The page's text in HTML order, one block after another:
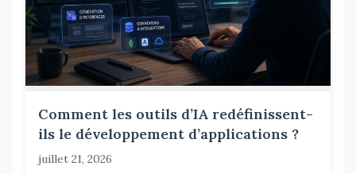
Comment les outils d’IA redéfinissent-
ils le développement d’applications ?
juillet 21, 2026